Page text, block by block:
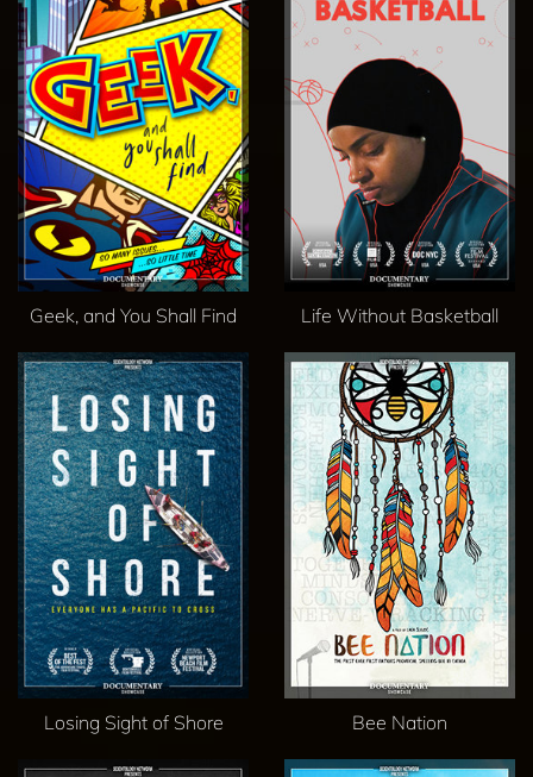
Geek, and You Shall Find Life Without Basketball
Losing Sight of Shore Bee Nation